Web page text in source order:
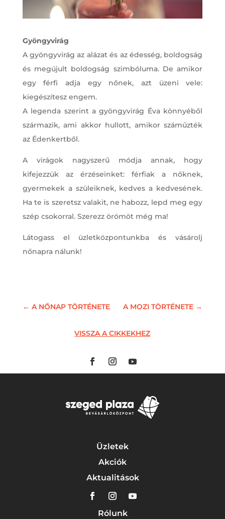
Gyöngyvirág
A gyöngyvirág az alázat és az édesség, boldogság
és megújult boldogság szimbóluma. De amikor
egy férfi adja egy nőnek, azt üzeni vele:
kiegészítesz engem.
A legenda szerint a gyöngyvirág Éva könnyéből
származik, ami akkor hullott, amikor száműzték
az Édenkertből.
A virágok nagyszerű módja annak, hogy
kifejezzük az érzéseinket: férfiak a nőknek,
gyermekek a szüleiknek, kedves a kedvesének.
Ha te is szeretsz valakit, ne habozz, lepd meg egy
szép csokorral. Szerezz örömöt még ma!
Látogass el üzletközpontunkba és vásárolj
nőnapra nálunk!
← A NŐNAP TÖRTÉNETE A MOZI TÖRTÉNETE →
VISSZA A CIKKEKHEZ
Üzletek
Akciók
Aktualitások
Rólunk